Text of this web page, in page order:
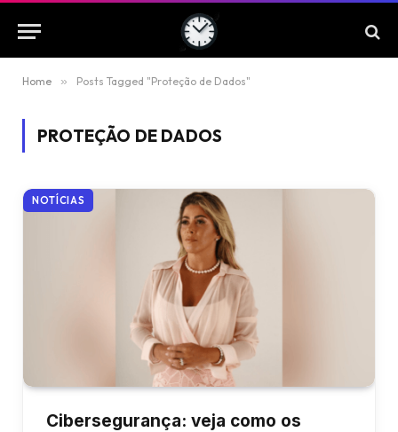
Home » Posts Tagged "Proteção de Dados"
PROTEÇÃO DE DADOS
NOTÍCIAS
Cibersegurança: veja como os